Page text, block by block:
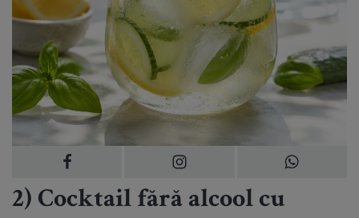
2) Cocktail fără alcool cu